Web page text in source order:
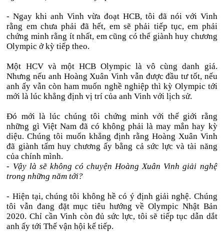
- Ngay khi anh Vinh vừa đoạt HCB, tôi đã nói với Vinh
rằng em chưa phải đã hết, em sẽ phải tiếp tục, em phải
chứng minh rằng ít nhất, em cũng có thể giành huy chương
Olympic ở kỳ tiếp theo.
Một HCV và một HCB Olympic là vô cùng danh giá.
Nhưng nếu anh Hoàng Xuân Vinh vẫn được đầu tư tốt, nếu
anh ấy vẫn còn ham muốn nghề nghiệp thì kỳ Olympic tới
mới là lúc khẳng định vị trí của anh Vinh với lịch sử.
Đó mới là lúc chúng tôi chứng minh với thế giới rằng
những gì Việt Nam đã có không phải là may mắn hay kỳ
diệu. Chúng tôi muốn khẳng định rằng Hoàng Xuân Vinh
đã giành tấm huy chương ấy bằng cả sức lực và tài năng
của chính mình.
- Vậy là sẽ không có chuyện Hoàng Xuân Vinh giải nghệ
trong những năm tới?
- Hiện tại, chúng tôi không hề có ý định giải nghệ. Chúng
tôi vẫn đang đặt mục tiêu hướng về Olympic Nhật Bản
2020. Chỉ cần Vinh còn đủ sức lực, tôi sẽ tiếp tục dẫn dắt
anh ấy tới Thế vận hội kế tiếp.